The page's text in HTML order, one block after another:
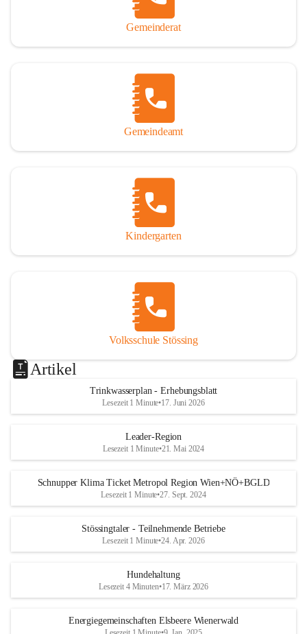
Gemeinderat
Gemeindeamt
Kindergarten
Volksschule Stössing
Artikel
Trinkwasserplan - Erhebungsblatt
Lesezeit 1 Minute•17. Juni 2026
Leader-Region
Lesezeit 1 Minute•21. Mai 2024
Schnupper Klima Ticket Metropol Region Wien+NÖ+BGLD
Lesezeit 1 Minute•27. Sept. 2024
Stössingtaler - Teilnehmende Betriebe
Lesezeit 1 Minute•24. Apr. 2026
Hundehaltung
Lesezeit 4 Minuten•17. März 2026
Energiegemeinschaften Elsbeere Wienerwald